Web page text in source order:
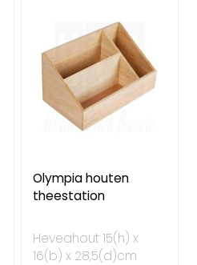
Olympia houten
theestation
Heveahout 15(h) x
16(b) x 28,5(d)cm